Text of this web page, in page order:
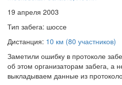
19 апреля 2003
Тип забега: шоссе
Дистанция: 10 км (80 участников)
Заметили ошибку в протоколе
об этом организаторам забега,
выкладываем данные из